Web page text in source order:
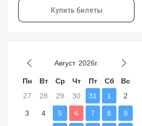
Купить билеты
Август 2026г.
Пн Вт Ср Чт Пт Сб
Вс
27
28 29 30 31 1 2
3 4 5 6 7 8 9